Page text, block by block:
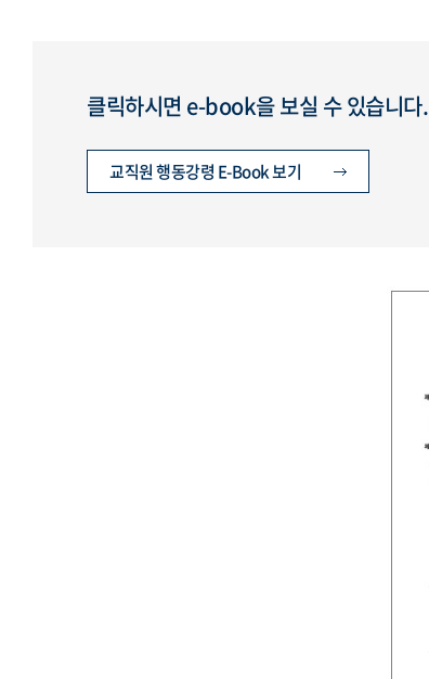
클릭하시면 e-book을 보실 수 있습니다.
교직원 행동강령 E-Book 보기